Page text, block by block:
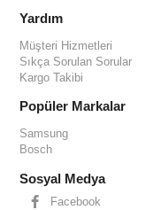
Yardım
Müşteri Hizmetleri
Sıkça Sorulan Sorular
Kargo Takibi
Popüler Markalar
Samsung
Bosch
Sosyal Medya
Facebook